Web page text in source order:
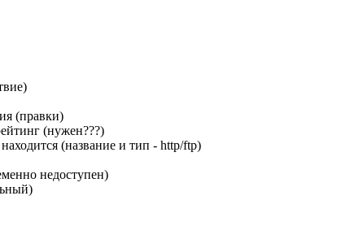
(правки)
(нужен???)
(название и тип - http/ftp)
недоступен)